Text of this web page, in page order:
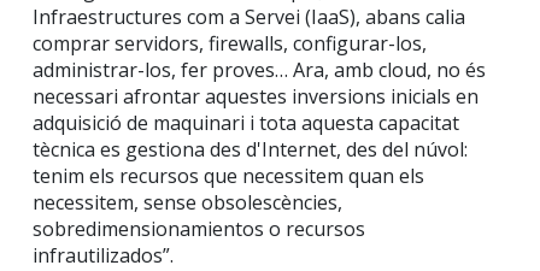
Infraestructures com a Servei (IaaS), abans calia
comprar servidors, firewalls, configurar-los,
administrar-los, fer proves… Ara, amb cloud, no és
necessari afrontar aquestes inversions inicials en
adquisició de maquinari i tota aquesta capacitat
tècnica es gestiona des d'Internet, des del núvol:
tenim els recursos que necessitem quan els
necessitem, sense obsolescències,
sobredimensionamientos o recursos
infrautilizados”.